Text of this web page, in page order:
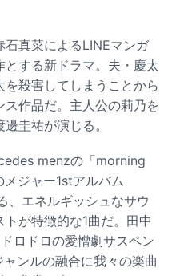
石真菜によるLINEマンガ
する新ドラマ。夫・慶太
殺害してしまうことから
作品だ。主人公の莉乃を
圭祐が演じる。
menzの「morning
ジャー1stアルバム
、エネルギッシュなサウ
が特徴的な1曲だ。田中
ロドロの愛憎劇サスペン
ンルの融合に我々の楽曲